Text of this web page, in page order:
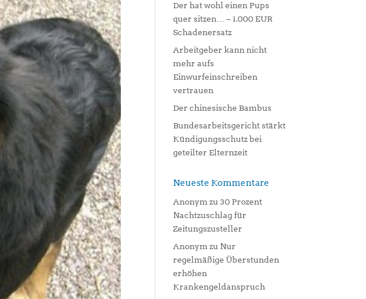
Der hat wohl einen Pups
quer sitzen… – 1.000 EUR
Schadenersatz
Arbeitgeber kann nicht
mehr aufs
Einwurfeinschreiben
vertrauen
Der chinesische Bambus
Bundesarbeitsgericht stärkt
Kündigungsschutz bei
geteilter Elternzeit
Neueste Kommentare
Anonym zu30 Prozent
Nachtzuschlag für
Zeitungszusteller
Anonym zu Nur
regelmäßige Überstunden
erhöhen
Krankengeldanspruch